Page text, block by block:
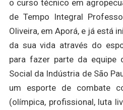
o curso técnico em
de Tempo Integral
Oliveira, em Aporá, e já está
da sua vida através do
para fazer parte da equipe
Social da Indústria de São
um esporte de combate
(olímpica, profissional, luta